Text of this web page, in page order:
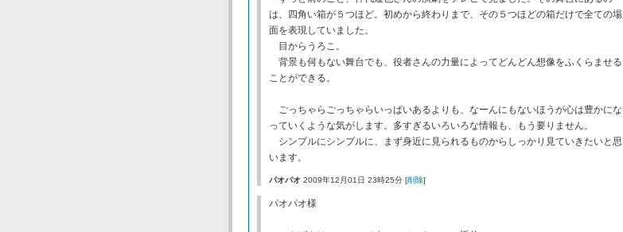
は、四角い箱が５つほど。初めから終わりまで、その５つほどの箱だけで全ての場
面を表現していました。
目からうろこ。
背景も何もない舞台でも、役者さんの力量によってどんどん想像をふくらませる
ことができる。
ごっちゃらごっちゃらいっぱいあるよりも、なーんにもないほうが心は豊かにな
っていくような気がします。多すぎるいろいろな情報も、もう要りません。
シンプルにシンプルに、まず身近に見られるものからしっかり見ていきたいと思
います。
パオパオ 2009年12月01日 23時25分 [削除]
パオパオ様